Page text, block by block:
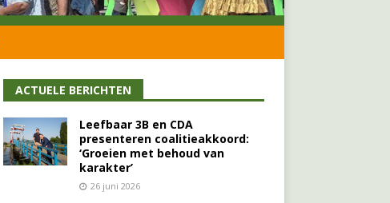
ACTUELE BERICHTEN
Leefbaar 3B en CDA
presenteren coalitieakkoord:
‘Groeien met behoud van
karakter’
26 juni 2026